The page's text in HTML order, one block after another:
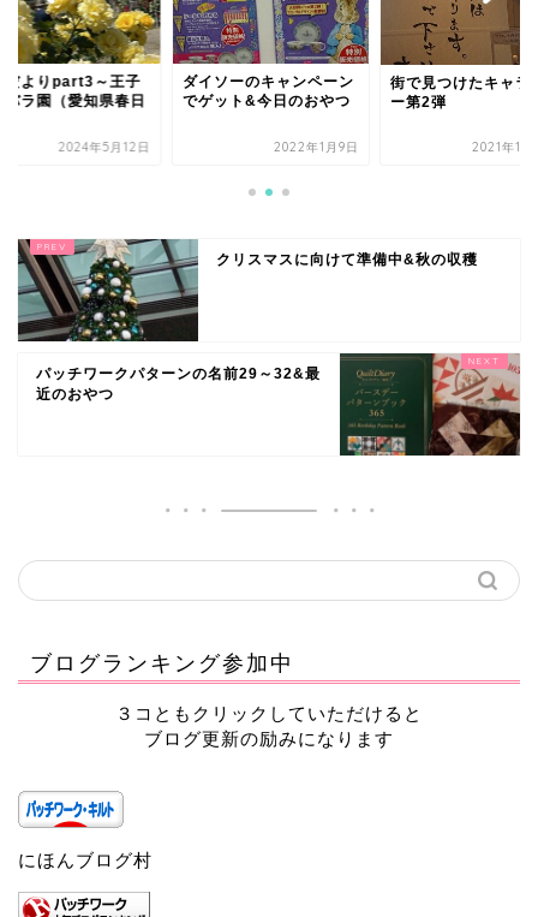
ソーのキャンペーン
ット&今日のおやつ
2022年1月9日
街で見つけたキャラクタ
ー第2弾
2021年11月17日
薔薇だよりpart3～
製紙バラ園（愛知県
2024年5
クリスマスに向けて準備中&秋の収穫
パッチワークパターンの名前29～32&最
近のおやつ
ブログランキング参加中
３コともクリックしていただけると
ブログ更新の励みになります
にほんブログ村